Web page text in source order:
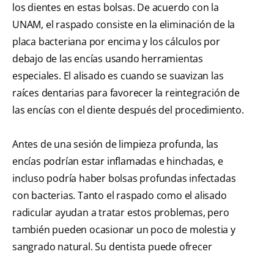
los dientes en estas bolsas. De acuerdo con la
UNAM, el raspado consiste en la eliminación de la
placa bacteriana por encima y los cálculos por
debajo de las encías usando herramientas
especiales. El alisado es cuando se suavizan las
raíces dentarias para favorecer la reintegración de
las encías con el diente después del procedimiento.
Antes de una sesión de limpieza profunda, las
encías podrían estar inflamadas e hinchadas, e
incluso podría haber bolsas profundas infectadas
con bacterias. Tanto el raspado como el alisado
radicular ayudan a tratar estos problemas, pero
también pueden ocasionar un poco de molestia y
sangrado natural. Su dentista puede ofrecer